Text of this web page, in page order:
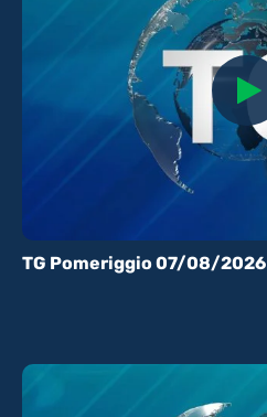
TG Pomeriggio 07/08/2026